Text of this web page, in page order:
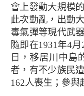
會上發動大規模
此次動亂，出動
毒氣彈等現代武
隨即在1931 年4月
日，移居川中島
者，有不少族民
162人喪生；參與